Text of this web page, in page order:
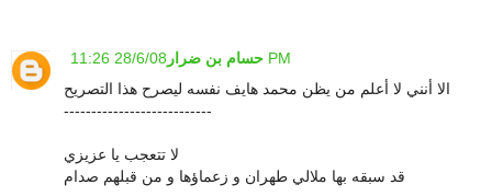
حسام بن ضرار 28/6/08 11:26 PM
الا أنني لا أعلم من يظن محمد هايف نفسه ليصرح هذا التصريح
---------------------------
لا تتعجب يا عزيزي
قد سبقه بها ملالي طهران و زعماؤها و من قبلهم صدام